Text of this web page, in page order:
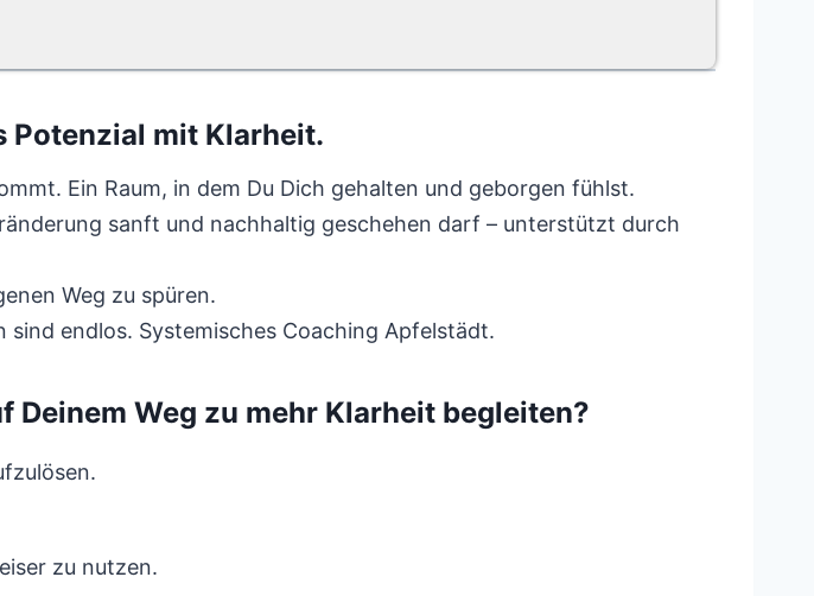
Potenzial mit Klarheit.
Ein Raum, in dem Du Dich gehalten und geborgen fühlst.
sanft und nachhaltig geschehen darf – unterstützt durch
Weg zu spüren.
endlos. Systemisches Coaching Apfelstädt.
Weg zu mehr Klarheit begleiten?
zu nutzen.